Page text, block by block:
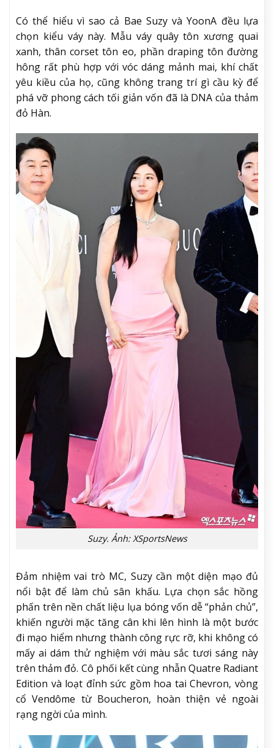
Có thể hiểu vì sao cả Bae Suzy và YoonA đều lựa
chọn kiểu váy này. Mẫu váy quây tôn xương quai
xanh, thân corset tôn eo, phần draping tôn đường
hông rất phù hợp với vóc dáng mảnh mai, khí chất
yêu kiều của họ, cũng không trang trí gì cầu kỳ để
phá vỡ phong cách tối giản vốn đã là DNA của thảm
đỏ Hàn.
Suzy. Ảnh: XSportsNews
Đảm nhiệm vai trò MC, Suzy cần một diện mạo đủ
nổi bật để làm chủ sân khấu. Lựa chọn sắc hồng
phấn trên nền chất liệu lụa bóng vốn dễ “phản chủ”,
khiến người mặc tăng cân khi lên hình là một bước
đi mạo hiểm nhưng thành công rực rỡ, khi không có
mấy ai dám thử nghiệm với màu sắc tươi sáng này
trên thảm đỏ. Cô phối kết cùng nhẫn Quatre Radiant
Edition và loạt đỉnh sức gồm hoa tai Chevron, vòng
cổ Vendôme từ Boucheron, hoàn thiện vẻ ngoài
rạng ngời của mình.